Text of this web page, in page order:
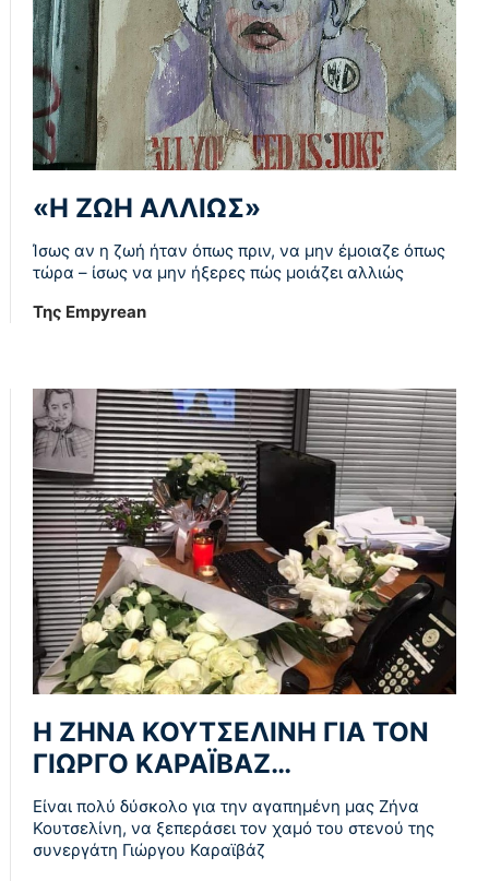
«Η ΖΩΗ ΑΛΛΙΩΣ»
Ίσως αν η ζωή ήταν όπως πριν, να μην έμοιαζε όπως
τώρα – ίσως να μην ήξερες πώς μοιάζει αλλιώς
Της Empyrean
Η ΖΗΝΑ ΚΟΥΤΣΕΛΙΝΗ ΓΙΑ ΤΟΝ
ΓΙΩΡΓΟ ΚΑΡΑΪΒΑΖ…
Είναι πολύ δύσκολο για την αγαπημένη μας Ζήνα
Κουτσελίνη, να ξεπεράσει τον χαμό του στενού της
συνεργάτη Γιώργου Καραϊβάζ